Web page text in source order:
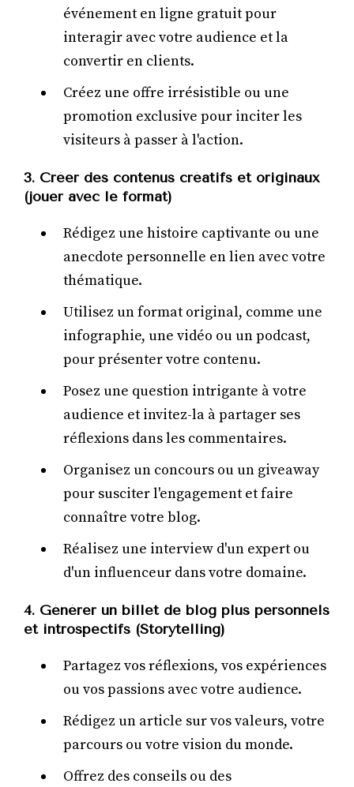
événement en ligne gratuit pour
interagir avec votre audience et la
convertir en clients.
Créez une offre irrésistible ou une
promotion exclusive pour inciter les
visiteurs à passer à l'action.
3. Créer des contenus créatifs et originaux
(jouer avec le format)
Rédigez une histoire captivante ou une
anecdote personnelle en lien avec votre
thématique.
Utilisez un format original, comme une
infographie, une vidéo ou un podcast,
pour présenter votre contenu.
Posez une question intrigante à votre
audience et invitez-la à partager ses
réflexions dans les commentaires.
Organisez un concours ou un giveaway
pour susciter l'engagement et faire
connaître votre blog.
Réalisez une interview d'un expert ou
d'un influenceur dans votre domaine.
4. Générer un billet de blog plus personnels
et introspectifs (Storytelling)
Partagez vos réflexions, vos expériences
ou vos passions avec votre audience.
Rédigez un article sur vos valeurs, votre
parcours ou votre vision du monde.
Offrez des conseils ou des